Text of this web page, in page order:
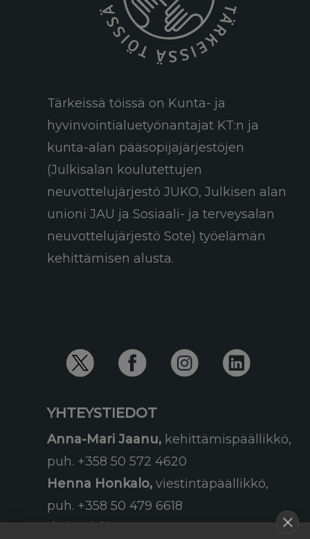
Tärkeissä töissä on Kunta- ja
hyvinvointialuetyönantajat KT:n ja
kunta-alan pääsopijajärjestöjen
(Julkisalan koulutettujen
neuvottelujärjestö JUKO, Julkisen alan
unioni JAU ja Sosiaali- ja terveysalan
neuvottelujärjestö Sote) työelämän
kehittämisen alusta.
YHTEYSTIEDOT
Anna-Mari Jaanu, kehittämispäällikkö,
puh. +358 50 572 4620
Henna Honkalo, viestintäpäällikkö,
puh. +358 50 479 6618